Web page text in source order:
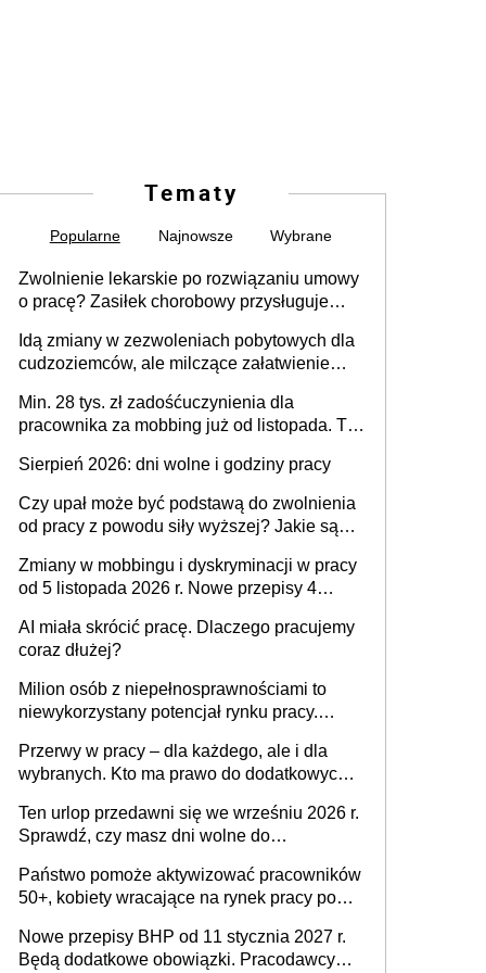
Tematy
Popularne Najnowsze Wybrane
Zwolnienie lekarskie po rozwiązaniu umowy
o pracę? Zasiłek chorobowy przysługuje
dni od ustania stosunku pracy
Idą zmiany w zezwoleniach pobytowych dla
cudzoziemców, ale milczące załatwienie
Min. 28 tys. zł zadośćuczynienia dla
pracownika za mobbing już od listopada. To
zespołu
Sierpień 2026: dni wolne i godziny pracy
Czy upał może być podstawą do zwolnienia
od pracy z powodu siły wyższej? Jakie są
Zmiany w mobbingu i dyskryminacji w pracy
od 5 listopada 2026 r. Nowe przepisy 4
Ustaw
AI miała skrócić pracę. Dlaczego pracujemy
coraz dłużej?
Milion osób z niepełnosprawnościami to
niewykorzystany potencjał rynku pracy.
dofinansowań czy refundacji, ale bariery po
stronie systemu i świadomości
pracodawców [WYWIAD]
Przerwy w pracy – dla każdego, ale i dla
wybranych. Kto ma prawo do dodatkowych
Ten urlop przedawni się we wrześniu 2026 r.
Sprawdź, czy masz dni wolne do
Państwo pomoże aktywizować pracowników
50+, kobiety wracające na rynek pracy po
osoby neuroatypowe. Powstanie Fundusz
na rzecz Inkluzywności w Zatrudnianiu?
Nowe przepisy BHP od 11 stycznia 2027 r.
Będą dodatkowe obowiązki. Pracodawcy